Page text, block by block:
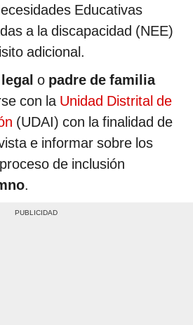
Educativas
a la discapacidad (NEE)
adicional.
o padre de familia
con la Unidad Distrital de
(UDAI) con la finalidad de
e informar sobre los
de inclusión
.